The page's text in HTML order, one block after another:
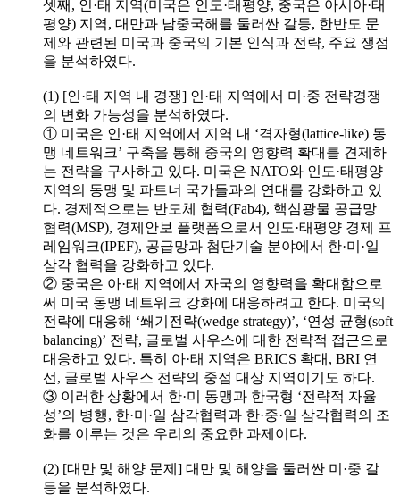
셋째, 인·태 지역(미국은 인도·태평양, 중국은 아시아·태
평양) 지역, 대만과 남중국해를 둘러싼 갈등, 한반도 문
제와 관련된 미국과 중국의 기본 인식과 전략, 주요 쟁점
을 분석하였다.
(1) [인·태 지역 내 경쟁] 인·태 지역에서 미·중 전략경쟁
의 변화 가능성을 분석하였다.
① 미국은 인·태 지역에서 지역 내 ‘격자형(lattice-like) 동
맹 네트워크’ 구축을 통해 중국의 영향력 확대를 견제하
는 전략을 구사하고 있다. 미국은 NATO와 인도·태평양
지역의 동맹 및 파트너 국가들과의 연대를 강화하고 있
다. 경제적으로는 반도체 협력(Fab4), 핵심광물 공급망
협력(MSP), 경제안보 플랫폼으로서 인도·태평양 경제 프
레임워크(IPEF), 공급망과 첨단기술 분야에서 한·미·일
삼각 협력을 강화하고 있다.
② 중국은 아·태 지역에서 자국의 영향력을 확대함으로
써 미국 동맹 네트워크 강화에 대응하려고 한다. 미국의
전략에 대응해 ‘쐐기전략(wedge strategy)’, ‘연성 균형(soft
balancing)’ 전략, 글로벌 사우스에 대한 전략적 접근으로
대응하고 있다. 특히 아·태 지역은 BRICS 확대, BRI 연
선, 글로벌 사우스 전략의 중점 대상 지역이기도 하다.
③ 이러한 상황에서 한·미 동맹과 한국형 ‘전략적 자율
성’의 병행, 한·미·일 삼각협력과 한·중·일 삼각협력의 조
화를 이루는 것은 우리의 중요한 과제이다.
(2) [대만 및 해양 문제] 대만 및 해양을 둘러싼 미·중 갈
등을 분석하였다.